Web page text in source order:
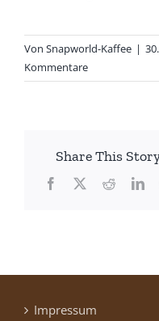
Von Snapworld-Kaffee |
Kommentare
Share This
Facebook
X Reddit
Impressum